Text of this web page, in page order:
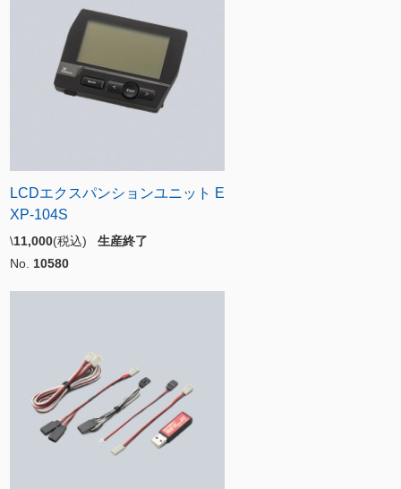
LCDエクスパンションユニット E
XP-104S
\11,000(税込) 生産終了
No. 10580